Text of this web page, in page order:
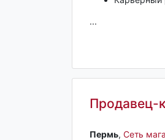
...
Продавец-
Пермь‎, Сеть